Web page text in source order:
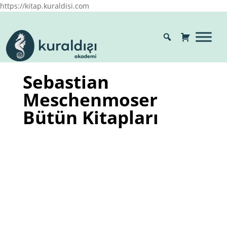
https://kitap.kuraldisi.com
Sebastian
Meschenmoser
Bütün Kitapları